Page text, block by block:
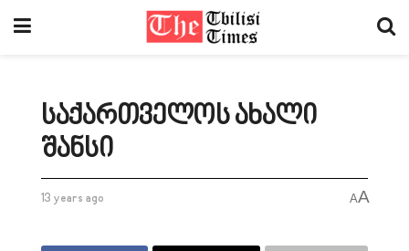
საქართველოს ახალი
შანსი
13 years ago AA